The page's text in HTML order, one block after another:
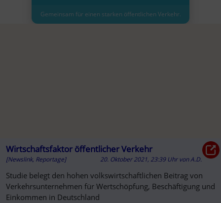
Gemeinsam für einen starken öffentlichen Verkehr.
Wirtschaftsfaktor öffentlicher Verkehr
[Newslink, Reportage] 20. Oktober 2021, 23:39 Uhr vonA.D.
Studie belegt den hohen volkswirtschaftlichen Beitrag von
Verkehrsunternehmen für Wertschöpfung, Beschäftigung und
Einkommen in Deutschland